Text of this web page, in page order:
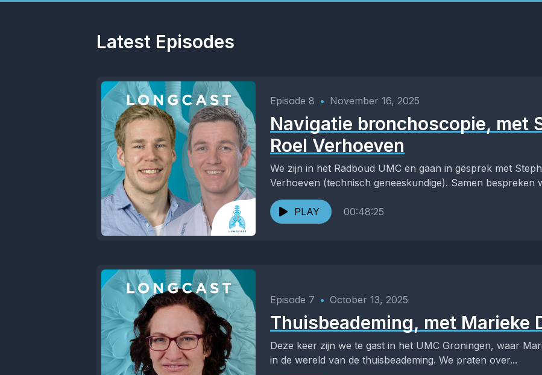
Latest Episodes
Episode 8 • November 16, 2025
Navigatie bronchoscopie, met
Roel Verhoeven
We zijn in het Radboud UMC en gaan in gesprek met
Verhoeven (technisch geneeskundige). Samen bespreken
PLAY 00:48:25
Episode 7 • October 13, 2025
Thuisbeademing, met Marieke
Deze keer zijn we te gast in het UMC Groningen, waar
in de wereld van de thuisbeademing. We praten over...